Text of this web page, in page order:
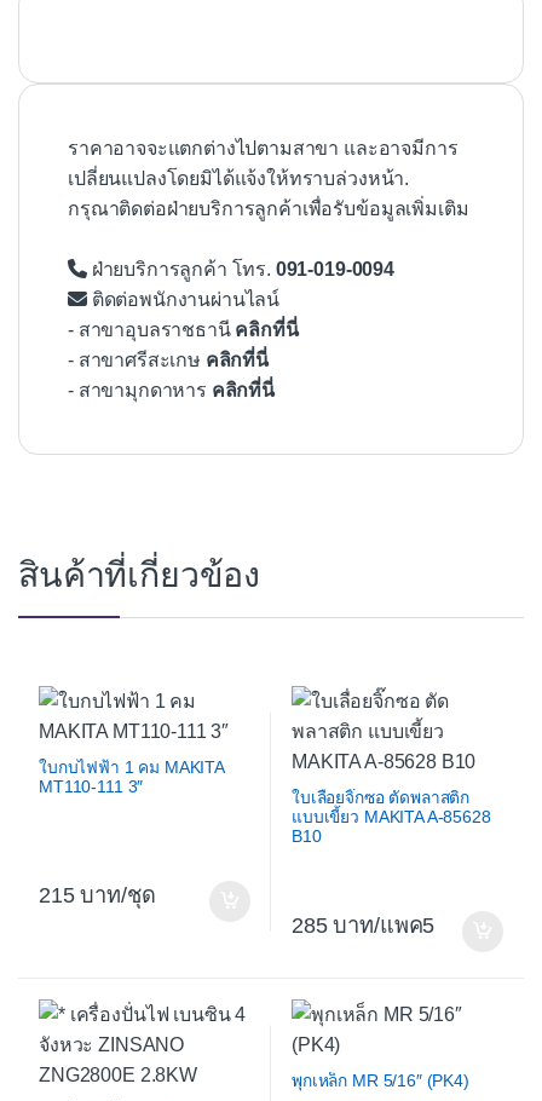
ราคาอาจจะแตกต่างไปตามสาขา และอาจมีการ
เปลี่ยนแปลงโดยมิได้แจ้งให้ทราบล่วงหน้า.
กรุณาติดต่อฝ่ายบริการลูกค้าเพื่อรับข้อมูลเพิ่มเติม
ฝ่ายบริการลูกค้า โทร. 091-019-0094
ติดต่อพนักงานผ่านไลน์
- สาขาอุบลราชธานี คลิกที่นี่
- สาขาศรีสะเกษ คลิกที่นี่
- สาขามุกดาหาร คลิกที่นี่
สินค้าที่เกี่ยวข้อง
ใบกบไฟฟ้า 1 คม MAKITA
MT110-111 3″
215 /ชุด
ใบเลื่อยจิ๊กซอ ตัดพลาสติก
แบบเขี้ยว MAKITA A-85628
B10
285 /แพค5
พุกเหล็ก MR 5/16″ (PK4)